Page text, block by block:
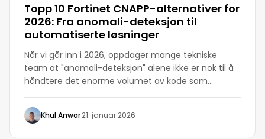
Topp 10 Fortinet CNAPP-alternativer for
2026: Fra anomali-deteksjon til
automatiserte løsninger
Når vi går inn i 2026, oppdager mange tekniske
team at "anomali-deteksjon" alene ikke er nok til å
håndtere det enorme volumet av kode som
Khul Anwar·21. januar 2026